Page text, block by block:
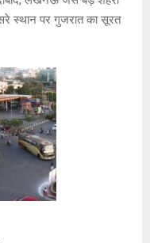
स्थान पर गुजरात का सूरत